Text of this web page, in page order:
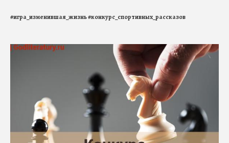
#игра_изменившая_жизнь#конкурс_спортивных_рассказов